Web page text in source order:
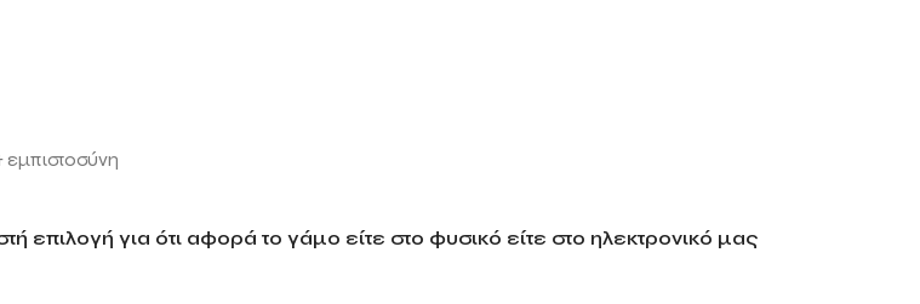
για ότι αφορά το γάμο είτε στο φυσικό είτε στο ηλεκτρονικό μας